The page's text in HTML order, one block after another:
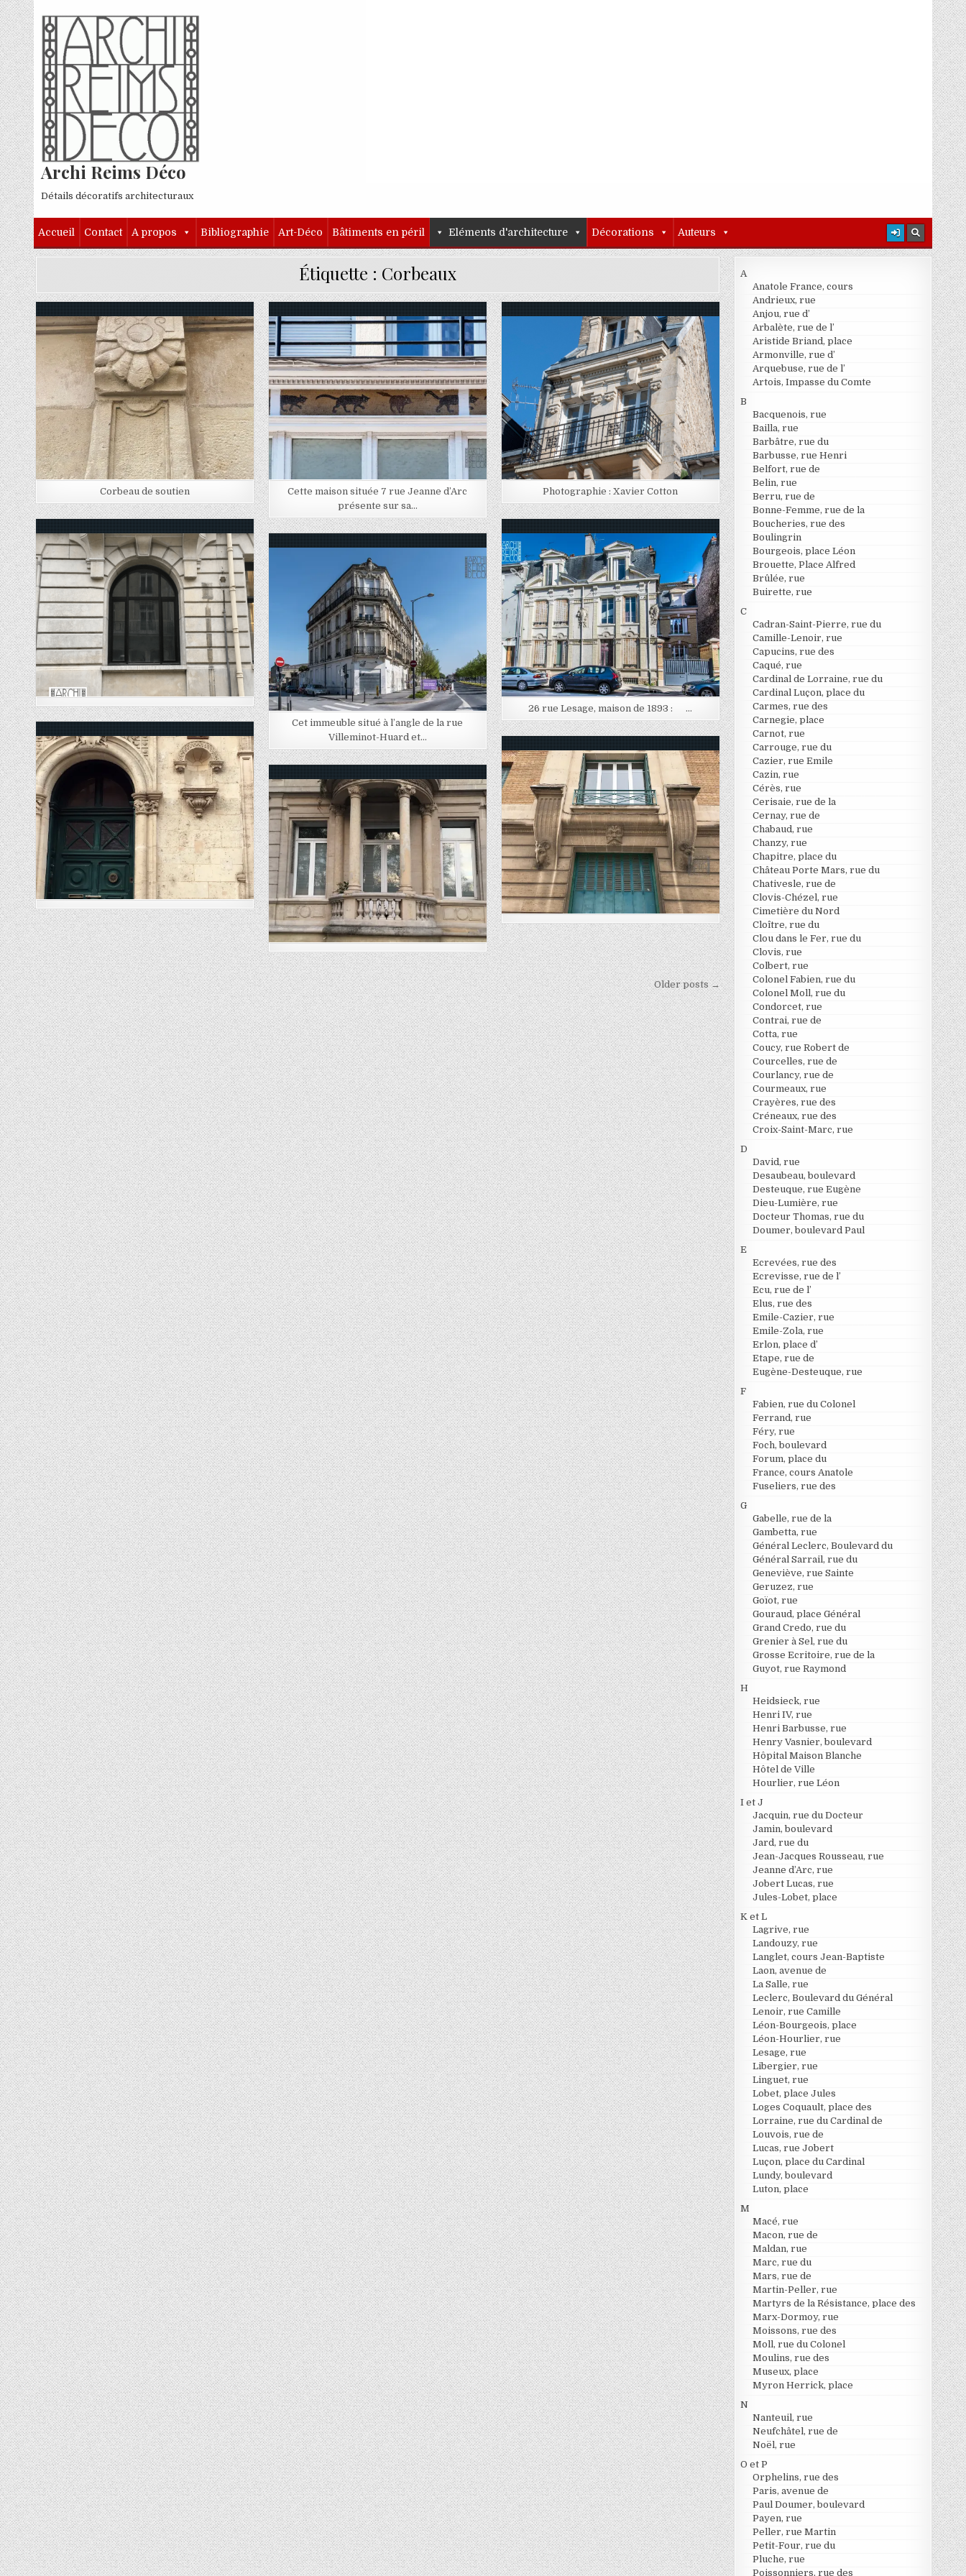
Skip to content
Archi Reims Déco
Détails décoratifs architecturaux
Accueil Contact A propos Bibliographie Art-Déco Bâtiments en péril Eléments d'architecture Décorations Auteurs
Étiquette : Corbeaux
Posted in
Corbeau de soutien
Posted in
Cette maison située 7 rue Jeanne d’Arc
présente sur sa…
Posted in
Photographie : Xavier Cotton
Posted in Posted in
26 rue Lesage, maison de 1893 : …
Cet immeuble situé à l’angle de la rue
Villeminot-Huard et…
Posted in
Posted in
Posted in
Navigation des articles Older posts →
A
Anatole France, cours
Andrieux, rue
Anjou, rue d’
Arbalète, rue de l’
Aristide Briand, place
Armonville, rue d’
Arquebuse, rue de l’
Artois, Impasse du Comte
B
Bacquenois, rue
Bailla, rue
Barbâtre, rue du
Barbusse, rue Henri
Belfort, rue de
Belin, rue
Berru, rue de
Bonne-Femme, rue de la
Boucheries, rue des
Boulingrin
Bourgeois, place Léon
Brouette, Place Alfred
Brûlée, rue
Buirette, rue
C
Cadran-Saint-Pierre, rue du
Camille-Lenoir, rue
Capucins, rue des
Caqué, rue
Cardinal de Lorraine, rue du
Cardinal Luçon, place du
Carmes, rue des
Carnegie, place
Carnot, rue
Carrouge, rue du
Cazier, rue Emile
Cazin, rue
Cérès, rue
Cerisaie, rue de la
Cernay, rue de
Chabaud, rue
Chanzy, rue
Chapitre, place du
Château Porte Mars, rue du
Chativesle, rue de
Clovis-Chézel, rue
Cimetière du Nord
Cloître, rue du
Clou dans le Fer, rue du
Clovis, rue
Colbert, rue
Colonel Fabien, rue du
Colonel Moll, rue du
Condorcet, rue
Contrai, rue de
Cotta, rue
Coucy, rue Robert de
Courcelles, rue de
Courlancy, rue de
Courmeaux, rue
Crayères, rue des
Créneaux, rue des
Croix-Saint-Marc, rue
D
David, rue
Desaubeau, boulevard
Desteuque, rue Eugène
Dieu-Lumière, rue
Docteur Thomas, rue du
Doumer, boulevard Paul
E
Ecrevées, rue des
Ecrevisse, rue de l’
Ecu, rue de l’
Elus, rue des
Emile-Cazier, rue
Emile-Zola, rue
Erlon, place d’
Etape, rue de
Eugène-Desteuque, rue
F
Fabien, rue du Colonel
Ferrand, rue
Féry, rue
Foch, boulevard
Forum, place du
France, cours Anatole
Fuseliers, rue des
G
Gabelle, rue de la
Gambetta, rue
Général Leclerc, Boulevard du
Général Sarrail, rue du
Geneviève, rue Sainte
Geruzez, rue
Goïot, rue
Gouraud, place Général
Grand Credo, rue du
Grenier à Sel, rue du
Grosse Ecritoire, rue de la
Guyot, rue Raymond
H
Heidsieck, rue
Henri IV, rue
Henri Barbusse, rue
Henry Vasnier, boulevard
Hôpital Maison Blanche
Hôtel de Ville
Hourlier, rue Léon
I et J
Jacquin, rue du Docteur
Jamin, boulevard
Jard, rue du
Jean-Jacques Rousseau, rue
Jeanne d’Arc, rue
Jobert Lucas, rue
Jules-Lobet, place
K et L
Lagrive, rue
Landouzy, rue
Langlet, cours Jean-Baptiste
Laon, avenue de
La Salle, rue
Leclerc, Boulevard du Général
Lenoir, rue Camille
Léon-Bourgeois, place
Léon-Hourlier, rue
Lesage, rue
Libergier, rue
Linguet, rue
Lobet, place Jules
Loges Coquault, place des
Lorraine, rue du Cardinal de
Louvois, rue de
Lucas, rue Jobert
Luçon, place du Cardinal
Lundy, boulevard
Luton, place
M
Macé, rue
Macon, rue de
Maldan, rue
Marc, rue du
Mars, rue de
Martin-Peller, rue
Martyrs de la Résistance, place des
Marx-Dormoy, rue
Moissons, rue des
Moll, rue du Colonel
Moulins, rue des
Museux, place
Myron Herrick, place
N
Nanteuil, rue
Neufchâtel, rue de
Noël, rue
O et P
Orphelins, rue des
Paris, avenue de
Paul Doumer, boulevard
Payen, rue
Peller, rue Martin
Petit-Four, rue du
Pluche, rue
Poissonniers, rue des